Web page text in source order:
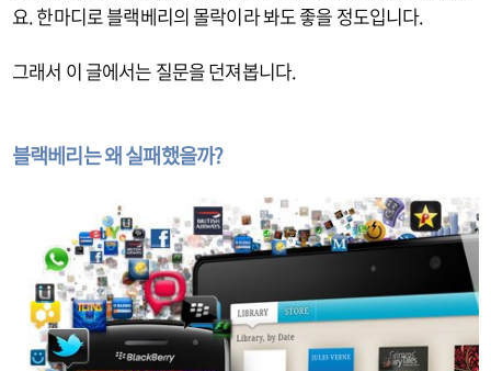
요. 한마디로 블랙베리의 몰락이라 봐도 좋을 정도입니다.
그래서 이 글에서는 질문을 던져봅니다.
블랙베리는 왜 실패했을까?